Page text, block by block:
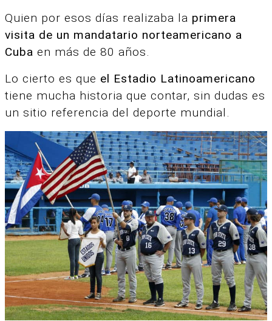
Quien por esos días realizaba la primera
visita de un mandatario norteamericano a
Cuba en más de 80 años.
Lo cierto es que el Estadio Latinoamericano
tiene mucha historia que contar, sin dudas es
un sitio referencia del deporte mundial.